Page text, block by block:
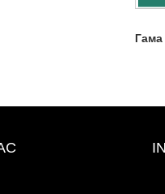
Гама